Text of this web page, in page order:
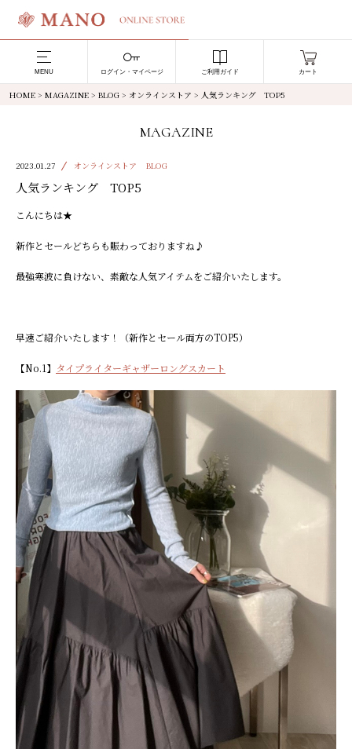
MENU ログイン・マイページ ご利用ガイド カート
HOME > MAGAZINE > BLOG > オンラインストア > 人気ランキング TOP5
MAGAZINE
2023.01.27 オンラインストア BLOG
人気ランキング TOP5
こんにちは★
新作とセールどちらも賑わっておりますね♪
最強寒波に負けない、素敵な人気アイテムをご紹介いたします。
早速ご紹介いたします！（新作とセール両方のTOP5）
【No.1】 タイプライターギャザーロングスカート